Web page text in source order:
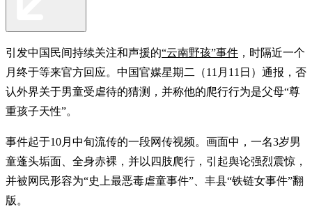
引发中国民间持续关注和声援的“云南野孩”事件 ，时隔近一个
月终于等来官方回应。中国官媒星期二（11月11日）通报，否
认外界关于男童受虐待的猜测，并称他的爬行行为是父母“尊
重孩子天性”。
事件起于10月中旬流传的一段网传视频。画面中，一名3岁男
童蓬头垢面、全身赤裸，并以四肢爬行，引起舆论强烈震惊，
并被网民形容为“史上最恶毒虐童事件”、丰县“铁链女事件”翻
版。